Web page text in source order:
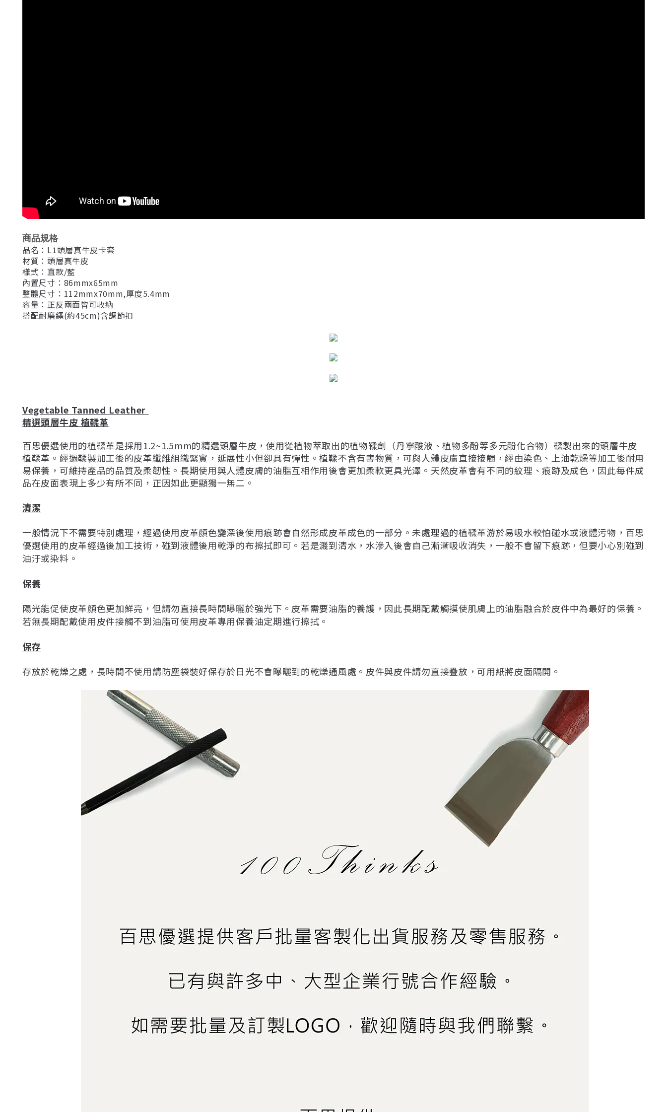
商品規格
品名：L1頭層真牛皮卡套
材質：頭層真牛皮
樣式：直款/藍
內置尺寸：86mmx65mm
整體尺寸：112mmx70mm,厚度5.4mm
容量：正反兩面皆可收納
搭配耐磨繩(約45cm)含調節扣
Vegetable Tanned Leather
精選頭層牛皮 植鞣革
百思優選使用的植鞣革是採用1.2~1.5mm的精選頭層牛皮，使用從植物萃取出的植物鞣劑（丹寧酸液、植物多酚等多元酚化合物）鞣製出來的頭層牛皮
植鞣革。經過鞣製加工後的皮革纖維組織緊實，延展性小但卻具有彈性。植鞣不含有害物質，可與人體皮膚直接接觸，經由染色、上油乾燥等加工後耐用
易保養，可維持產品的品質及柔韌性。長期使用與人體皮膚的油脂互相作用後會更加柔軟更具光澤。天然皮革會有不同的紋理、痕跡及成色，因此每件成
品在皮面表現上多少有所不同，正因如此更顯獨一無二。
清潔
一般情況下不需要特別處理，經過使用皮革顏色變深後使用痕跡會自然形成皮革成色的一部分。未處理過的植鞣革游於易吸水較怕碰水或液體污物，百思
優選使用的皮革經過後加工技術，碰到液體後用乾淨的布擦拭即可。若是濺到清水，水滲入後會自己漸漸吸收消失，一般不會留下痕跡，但要小心別碰到
油汙或染料。
保養
陽光能促使皮革顏色更加鮮亮，但請勿直接長時間曝曬於強光下。皮革需要油脂的養護，因此長期配戴觸摸使肌膚上的油脂融合於皮件中為最好的保養。
若無長期配戴使用皮件接觸不到油脂可使用皮革專用保養油定期進行擦拭。
保存
存放於乾燥之處，長時間不使用請防塵袋裝好保存於日光不會曝曬到的乾燥通風處。皮件與皮件請勿直接疊放，可用紙將皮面隔開。